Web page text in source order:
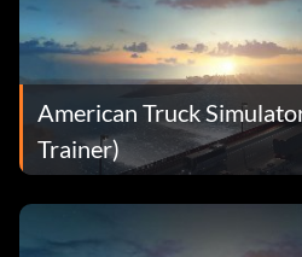
American Truck
Trainer)